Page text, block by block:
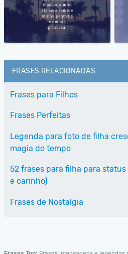
FRASES RELACIONADAS
Frases para Filhos
Frases Perfeitas
Legenda para foto de filha
magia do tempo
52 frases para filha para
e carinho)
Frases de Nostalgia